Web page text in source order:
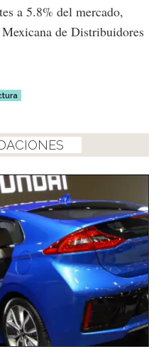
a 5.8% del mercado,
de Distribuidores